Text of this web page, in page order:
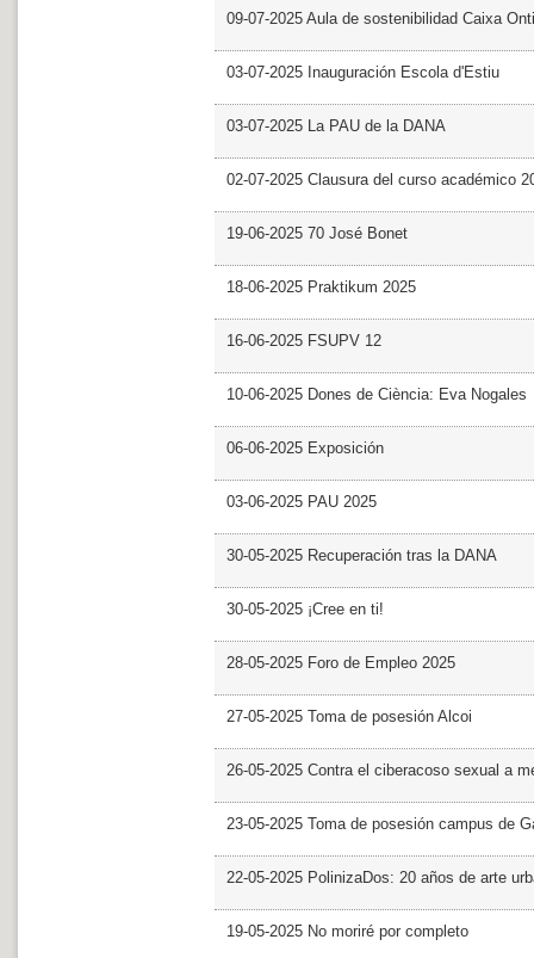
09-07-2025 Aula de sostenibilidad Caixa
03-07-2025 Inauguración Escola d'Estiu
03-07-2025 La PAU de la DANA
02-07-2025 Clausura del curso académico
19-06-2025 70 José Bonet
18-06-2025 Praktikum 2025
16-06-2025 FSUPV 12
10-06-2025 Dones de Ciència: Eva Nogales
06-06-2025 Exposición
03-06-2025 PAU 2025
30-05-2025 Recuperación tras la DANA
30-05-2025 ¡Cree en ti!
28-05-2025 Foro de Empleo 2025
27-05-2025 Toma de posesión Alcoi
26-05-2025 Contra el ciberacoso sexual a
23-05-2025 Toma de posesión campus de
22-05-2025 PolinizaDos: 20 años de arte
19-05-2025 No moriré por completo